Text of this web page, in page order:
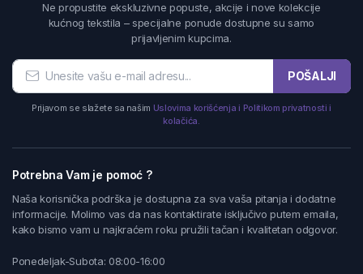
Ne propustite ekskluzivne popuste, akcije i nove kolekcije
kućnog tekstila – specijalne ponude dostupne su samo
prijavljenim kupcima.
POŠALJI
Prijavom se slažete sa našim Uslovima korišćenja i Politikom privatnosti i
kolačića.
Potrebna Vam je pomoć ?
Naša korisnička podrška je dostupna za sva vaša pitanja i dodatne
informacije. Molimo vas da nas kontaktirate isključivo putem emaila,
kako bismo vam u najkraćem roku pružili tačan i kvalitetan odgovor.
Ponedeljak-Subota: 08:00-16:00